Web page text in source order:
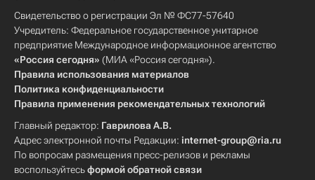
Свидетельство о регистрации Эл № ФС77-57640
Учредитель: Федеральное государственное унитарное
предприятие Международное информационное агентство
«Россия сегодня» (МИА «Россия сегодня»).
Правила использования материалов
Политика конфиденциальности
Правила применения рекомендательных технологий
Главный редактор: Гаврилова А.В.
Адрес электронной почты Редакции: internet-group@ria.ru
По вопросам размещения пресс-релизов и рекламы
воспользуйтесьформой обратной связи